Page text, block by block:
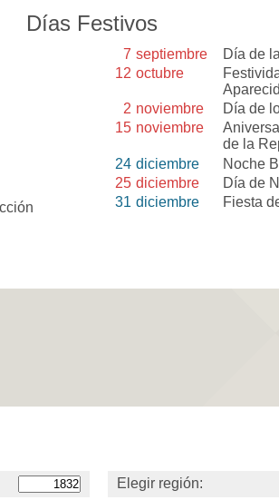
Días Festivos
7 septiembre
Día de
12 octubre
2 noviembre
Día de
15 noviembre
de la
24 diciembre
Noche
25 diciembre
Día de
31 diciembre Fiesta
Elegir región: